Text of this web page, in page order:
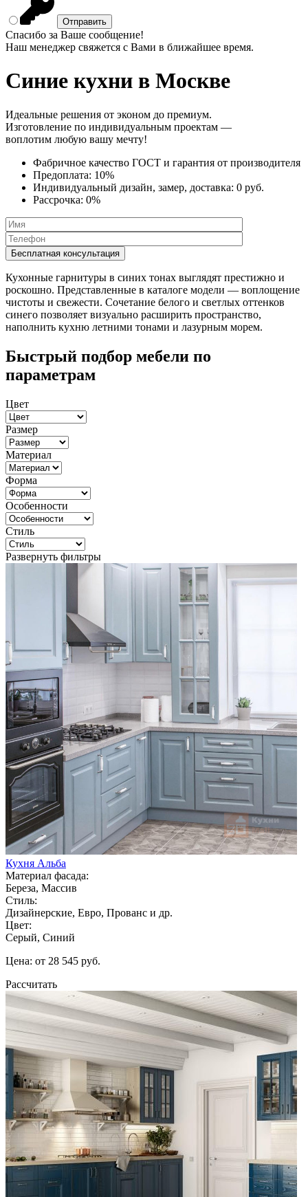
Спасибо за Ваше сообщение!
Наш менеджер свяжется с Вами в ближайшее время.
Синие кухни в Москве
Идеальные решения от эконом до премиум.
Изготовление по индивидуальным проектам —
воплотим любую вашу мечту!
Фабричное качество ГОСТ и гарантия от производителя
Предоплата: 10%
Индивидуальный дизайн, замер, доставка: 0 руб.
Рассрочка: 0%
Кухонные гарнитуры в синих тонах выглядят престижно и
роскошно. Представленные в каталоге модели — воплощение
чистоты и свежести. Сочетание белого и светлых оттенков
синего позволяет визуально расширить пространство,
наполнить кухню летними тонами и лазурным морем.
Быстрый подбор мебели по
параметрам
Цвет
Размер
Материал
Форма
Особенности
Стиль
Развернуть фильтры
Кухня Альба
Материал фасада:
Береза, Массив
Стиль:
Дизайнерские, Евро, Прованс и др.
Цвет:
Серый, Синий
Цена: от 28 545 руб.
Рассчитать